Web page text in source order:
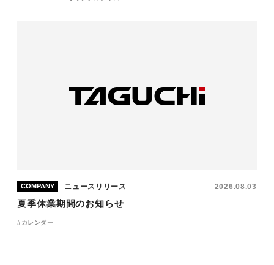
COMPANY ニュースリリース 2026.08.03
夏季休業期間のお知らせ
カレンダー